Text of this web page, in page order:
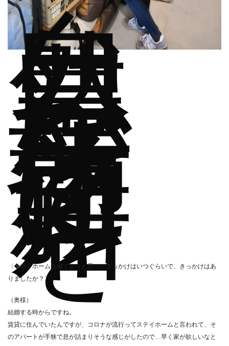
自
然
豊
か
な
場
所
に
新
居
を
〈◆マイホームを建てようと思ったきっかけはいつぐらいで、きっかけはあ
りましたか？〉
（奥様）
結婚する時からですね。
賃貸に住んでいたんですが、コロナが流行ってステイホームと言われて、そ
のアパートが手狭で息が詰まりそうな感じがしたので…早く家が欲しいなと